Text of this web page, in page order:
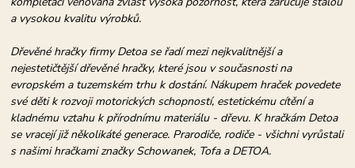
a vysokou kvalitu výrobků.
Dřevěné hračky firmy Detoa se řadí mezi nejkvalitnější a
nejestetičtější dřevěné hračky, které jsou v současnosti na
evropském a tuzemském trhu k dostání. Nákupem hraček povedete
své děti k rozvoji motorických schopností, estetickému cítění a
kladnému vztahu k přírodnímu materiálu - dřevu. K hračkám Detoa
se vracejí již několikáté generace. Prarodiče, rodiče - všichni vyrůstali
s našimi hračkami značky Schowanek, Tofa a DETOA.